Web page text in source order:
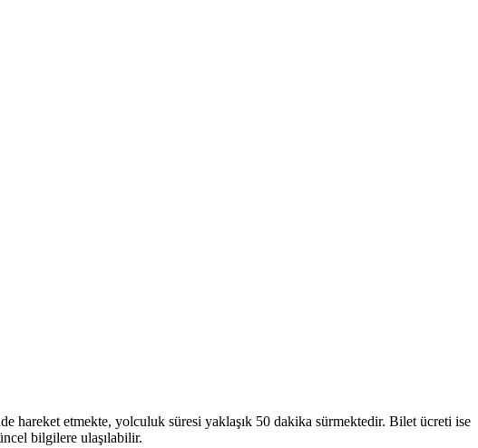
hareket etmekte, yolculuk süresi yaklaşık 50 dakika sürmektedir. Bilet ücreti ise
bilgilere ulaşılabilir.